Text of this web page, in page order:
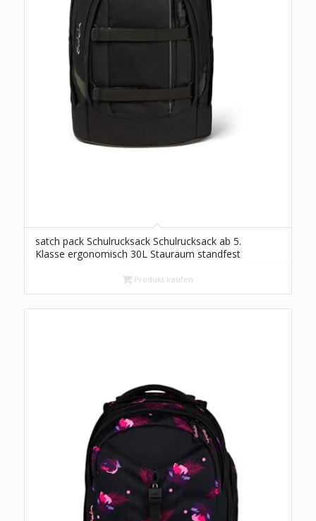
satch pack Schulrucksack Schulrucksack ab 5.
Klasse ergonomisch 30L Stauraum standfest
Produkt kaufen